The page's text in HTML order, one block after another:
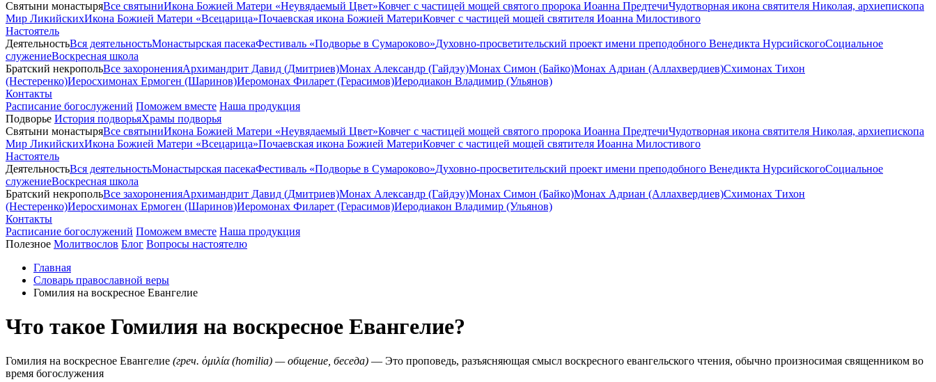
Святыни монастыряВсе святыниИкона Божией Матери «Неувядаемый Цвет»Ковчег с частицей мощей святого пророка Иоанна ПредтечиЧудотворная икона святителя Николая, архиепископа
Мир ЛикийскихИкона Божией Матери «Всецарица»Почаевская икона Божией МатериКовчег с частицей мощей святителя Иоанна Милостивого
Настоятель
ДеятельностьВся деятельностьМонастырская пасекаФестиваль «Подворье в Сумароково»Духовно-просветительский проект имени преподобного Венедикта НурсийскогоСоциальное
служениеВоскресная школа
Братский некропольВсе захороненияАрхимандрит Давид (Дмитриев)Монах Александр (Гайдэу)Монах Симон (Байко)Монах Адриан (Аллахвердиев)Схимонах Тихон
(Нестеренко)Иеросхимонах Ермоген (Шаринов)Иеромонах Филарет (Герасимов)Иеродиакон Владимир (Ульянов)
Контакты
Расписание богослужений Поможем вместе Наша продукция
Подворье История подворьяХрамы подворья
Святыни монастыряВсе святыниИкона Божией Матери «Неувядаемый Цвет»Ковчег с частицей мощей святого пророка Иоанна ПредтечиЧудотворная икона святителя Николая, архиепископа
Мир ЛикийскихИкона Божией Матери «Всецарица»Почаевская икона Божией МатериКовчег с частицей мощей святителя Иоанна Милостивого
Настоятель
ДеятельностьВся деятельностьМонастырская пасекаФестиваль «Подворье в Сумароково»Духовно-просветительский проект имени преподобного Венедикта НурсийскогоСоциальное
служениеВоскресная школа
Братский некропольВсе захороненияАрхимандрит Давид (Дмитриев)Монах Александр (Гайдэу)Монах Симон (Байко)Монах Адриан (Аллахвердиев)Схимонах Тихон
(Нестеренко)Иеросхимонах Ермоген (Шаринов)Иеромонах Филарет (Герасимов)Иеродиакон Владимир (Ульянов)
Контакты
Расписание богослужений Поможем вместе Наша продукция
Полезное Молитвослов Блог Вопросы настоятелю
Главная
Словарь православной веры
Гомилия на воскресное Евангелие
Что такое Гомилия на воскресное Евангелие?
Гомилия на воскресное Евангелие (греч. ὁμιλία (homilia) — общение, беседа) — Это проповедь, разъясняющая смысл воскресного евангельского чтения, обычно произносимая священником во
время богослужения